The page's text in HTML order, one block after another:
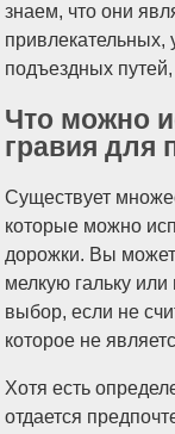
знаем, что они
привлекательных,
подъездных
Что можно
гравия для
Существует
которые можно
дорожки. Вы
мелкую гальку
выбор, если не
которое не
Хотя есть
отдается